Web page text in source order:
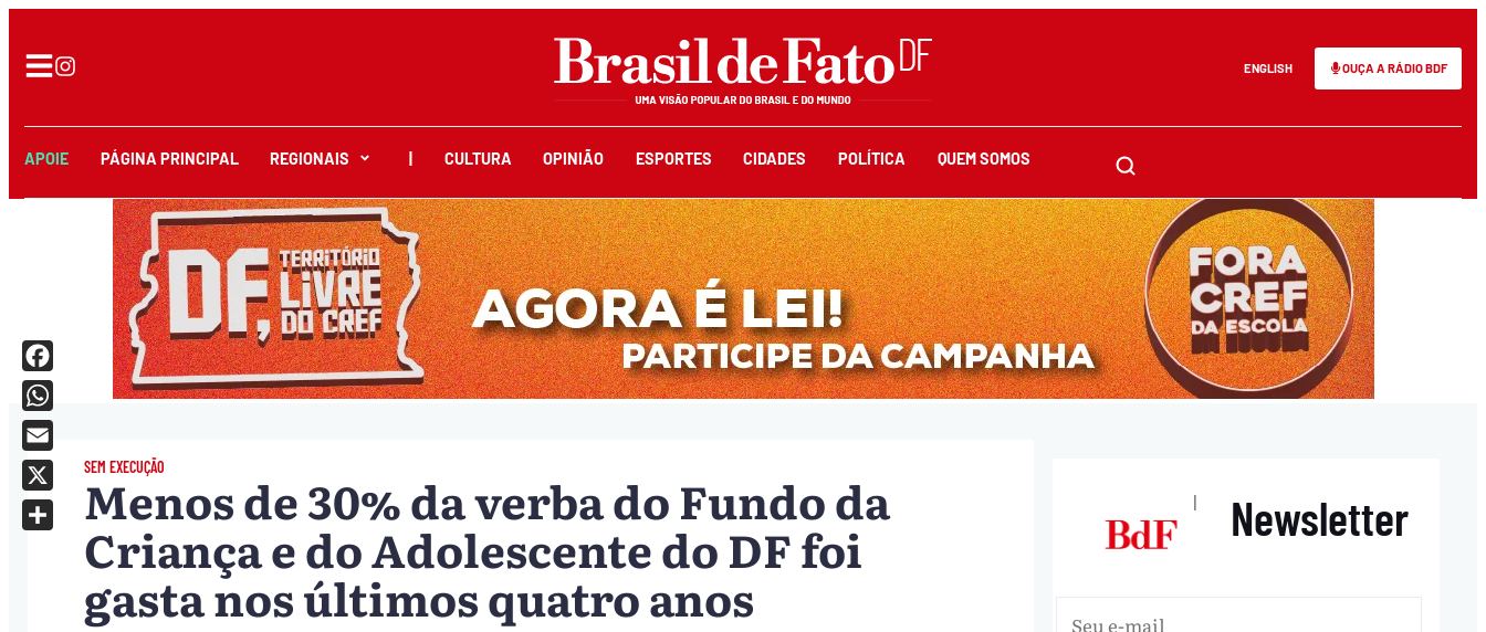
ENGLISH OUÇA A RÁDIO BDF
APOIE PÁGINA PRINCIPAL REGIONAIS CULTURA OPINIÃO ESPORTES CIDADES POLÍTICA QUEM SOMOS
SEM EXECUÇÃO
Menos de 30% da verba do Fundo da
Criança e do Adolescente do DF foi
gasta nos últimos quatro anos
Facebook
WhatsApp
Email
X
| Newsletter